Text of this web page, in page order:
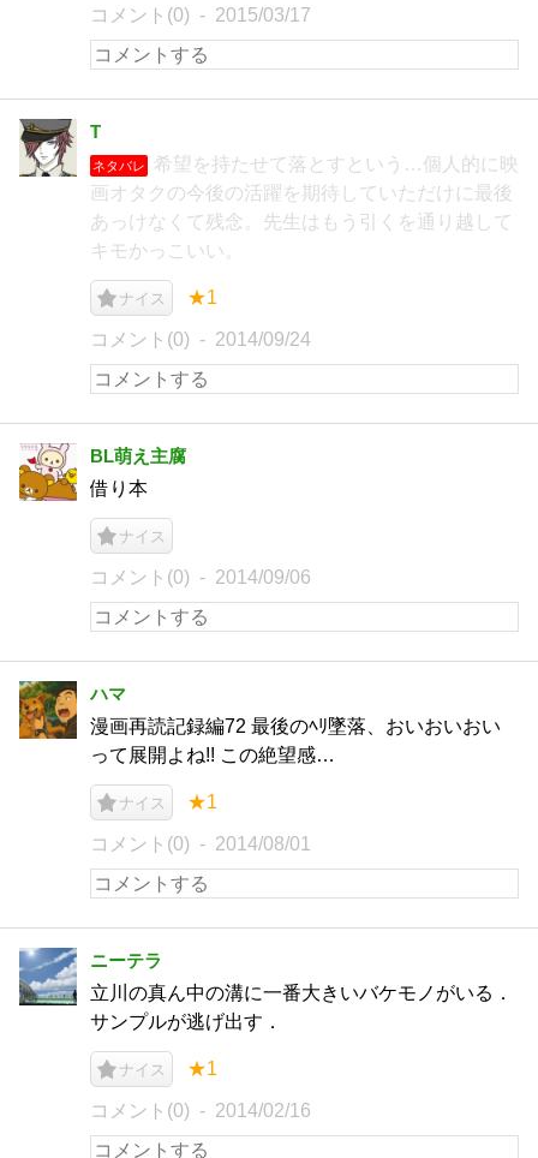
コメント(0) 2015/03/17
T
ネタバレ
希望を持たせて落とすという…個人的に映
画オタクの今後の活躍を期待していただけに最後
あっけなくて残念。先生はもう引くを通り越して
キモかっこいい。
ナイス ★1
コメント(0) 2014/09/24
BL萌え主腐
借り本
ナイス
コメント(0) 2014/09/06
ハマ
漫画再読記録編72 最後のﾍﾘ墜落、おいおいおい
って展開よね!! この絶望感…
ナイス ★1
コメント(0) 2014/08/01
ニーテラ
立川の真ん中の溝に一番大きいバケモノがいる．
サンプルが逃げ出す．
ナイス ★1
コメント(0) 2014/02/16